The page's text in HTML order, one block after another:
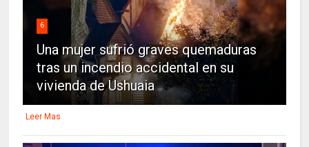
6
Una mujer sufrió graves quemaduras
tras un incendio accidental en su
vivienda de Ushuaia
Leer Mas